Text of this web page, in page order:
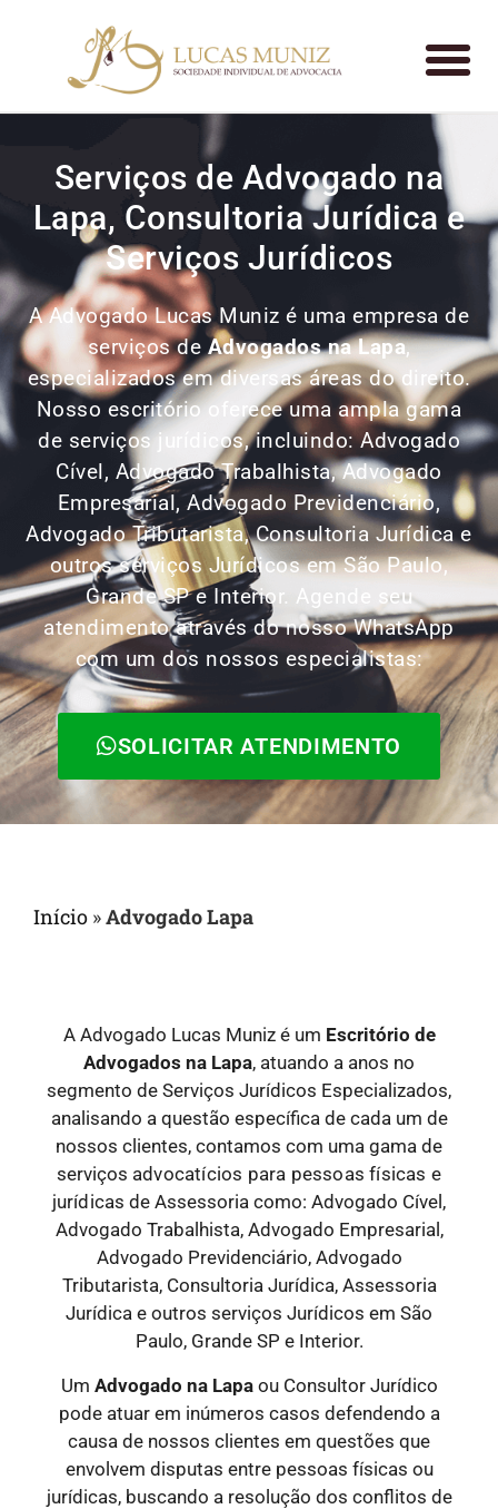
Serviços de Advogado na
Lapa, Consultoria Jurídica e
Serviços Jurídicos
A Advogado Lucas Muniz é uma empresa de
serviços deAdvogadosna Lapa,
especializados em diversas áreas do direito.
Nosso escritório oferece uma ampla gama
de serviços jurídicos, incluindo: Advogado
Cível, Advogado Trabalhista, Advogado
Empresarial, Advogado Previdenciário,
Advogado Tributarista, Consultoria Jurídica e
outros serviços Jurídicos em São Paulo,
Grande SP e Interior. Agende seu
atendimento através do nosso WhatsApp
com um dos nossos especialistas:
SOLICITAR ATENDIMENTO
Início »Advogado Lapa
A Advogado Lucas Muniz é um Escritório de
Advogados na Lapa, atuando a anos no
segmento de Serviços Jurídicos Especializados,
analisando a questão específica de cada um de
nossos clientes, contamos com uma gama de
serviços advocatícios para pessoas físicas e
jurídicas de Assessoria como: Advogado Cível,
Advogado Trabalhista, Advogado Empresarial,
Advogado Previdenciário, Advogado
Tributarista, Consultoria Jurídica, Assessoria
Jurídica e outros serviços Jurídicos em São
Paulo, Grande SP e Interior.
Um Advogado na Lapaou Consultor Jurídico
pode atuar em inúmeros casos defendendo a
causa de nossos clientes em questões que
envolvem disputas entre pessoas físicas ou
jurídicas, buscando a resolução dos conflitos de